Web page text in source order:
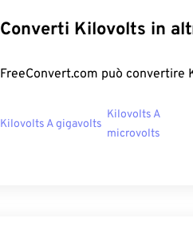
Converti Kilovolts in
FreeConvert.com può
Kilovolts A gigavolts
Kilovolts A
microvolts